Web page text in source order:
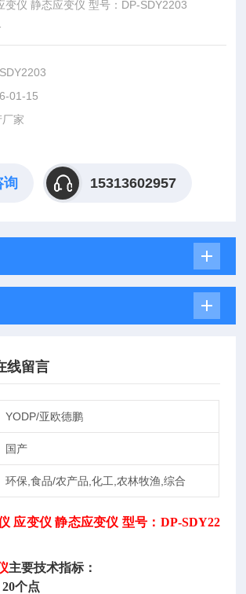
变仪 静态应变仪 型号：DP-SDY2203
点
值的±0.1％±2με
01-15
家
询 15313602957
线留言
YODP/亚欧德鹏
国产
环保,食品/农产品,化工,农林牧渔,综合
应变仪 静态应变仪 型号：DP-SDY22
主要技术指标：
个点